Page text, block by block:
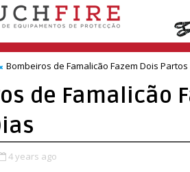
Bombeiros de Famalicão Fazem Dois
de Famalicão
4 years ago